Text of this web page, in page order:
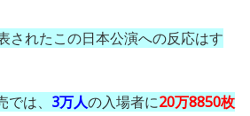
されたこの日本公演への反応はす
では、 3万人の入場者に20万8850枚